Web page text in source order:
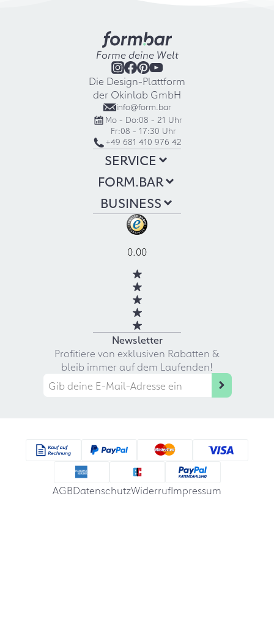
Forme deine Welt
Die Design-Plattform
der Okinlab GmbH
info@form.bar
Mo - Do:08 - 21 Uhr
Fr:08 - 17:30 Uhr
+49 681 410 976 42
SERVICE
FORM.BAR
BUSINESS
0.00
Newsletter
Profitiere von exklusiven Rabatten &
bleib immer auf dem Laufenden!
AGBDatenschutzWiderrufImpressum